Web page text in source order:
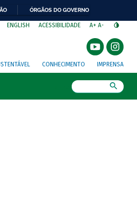
ÓRGÃOS DO GOVERNO
ENGLISH ACESSIBILIDADE A+ A-
CONHECIMENTO IMPRENSA